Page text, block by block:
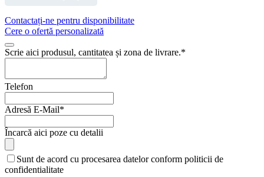
Contactați-ne pentru disponibilitate
Cere o ofertă personalizată
Scrie aici produsul, cantitatea și zona de livrare.*
Telefon
Adresă E-Mail*
Încarcă aici poze cu detalii
Your
Website*
Sunt de acord cu procesarea datelor conform politicii de
confidentialitate